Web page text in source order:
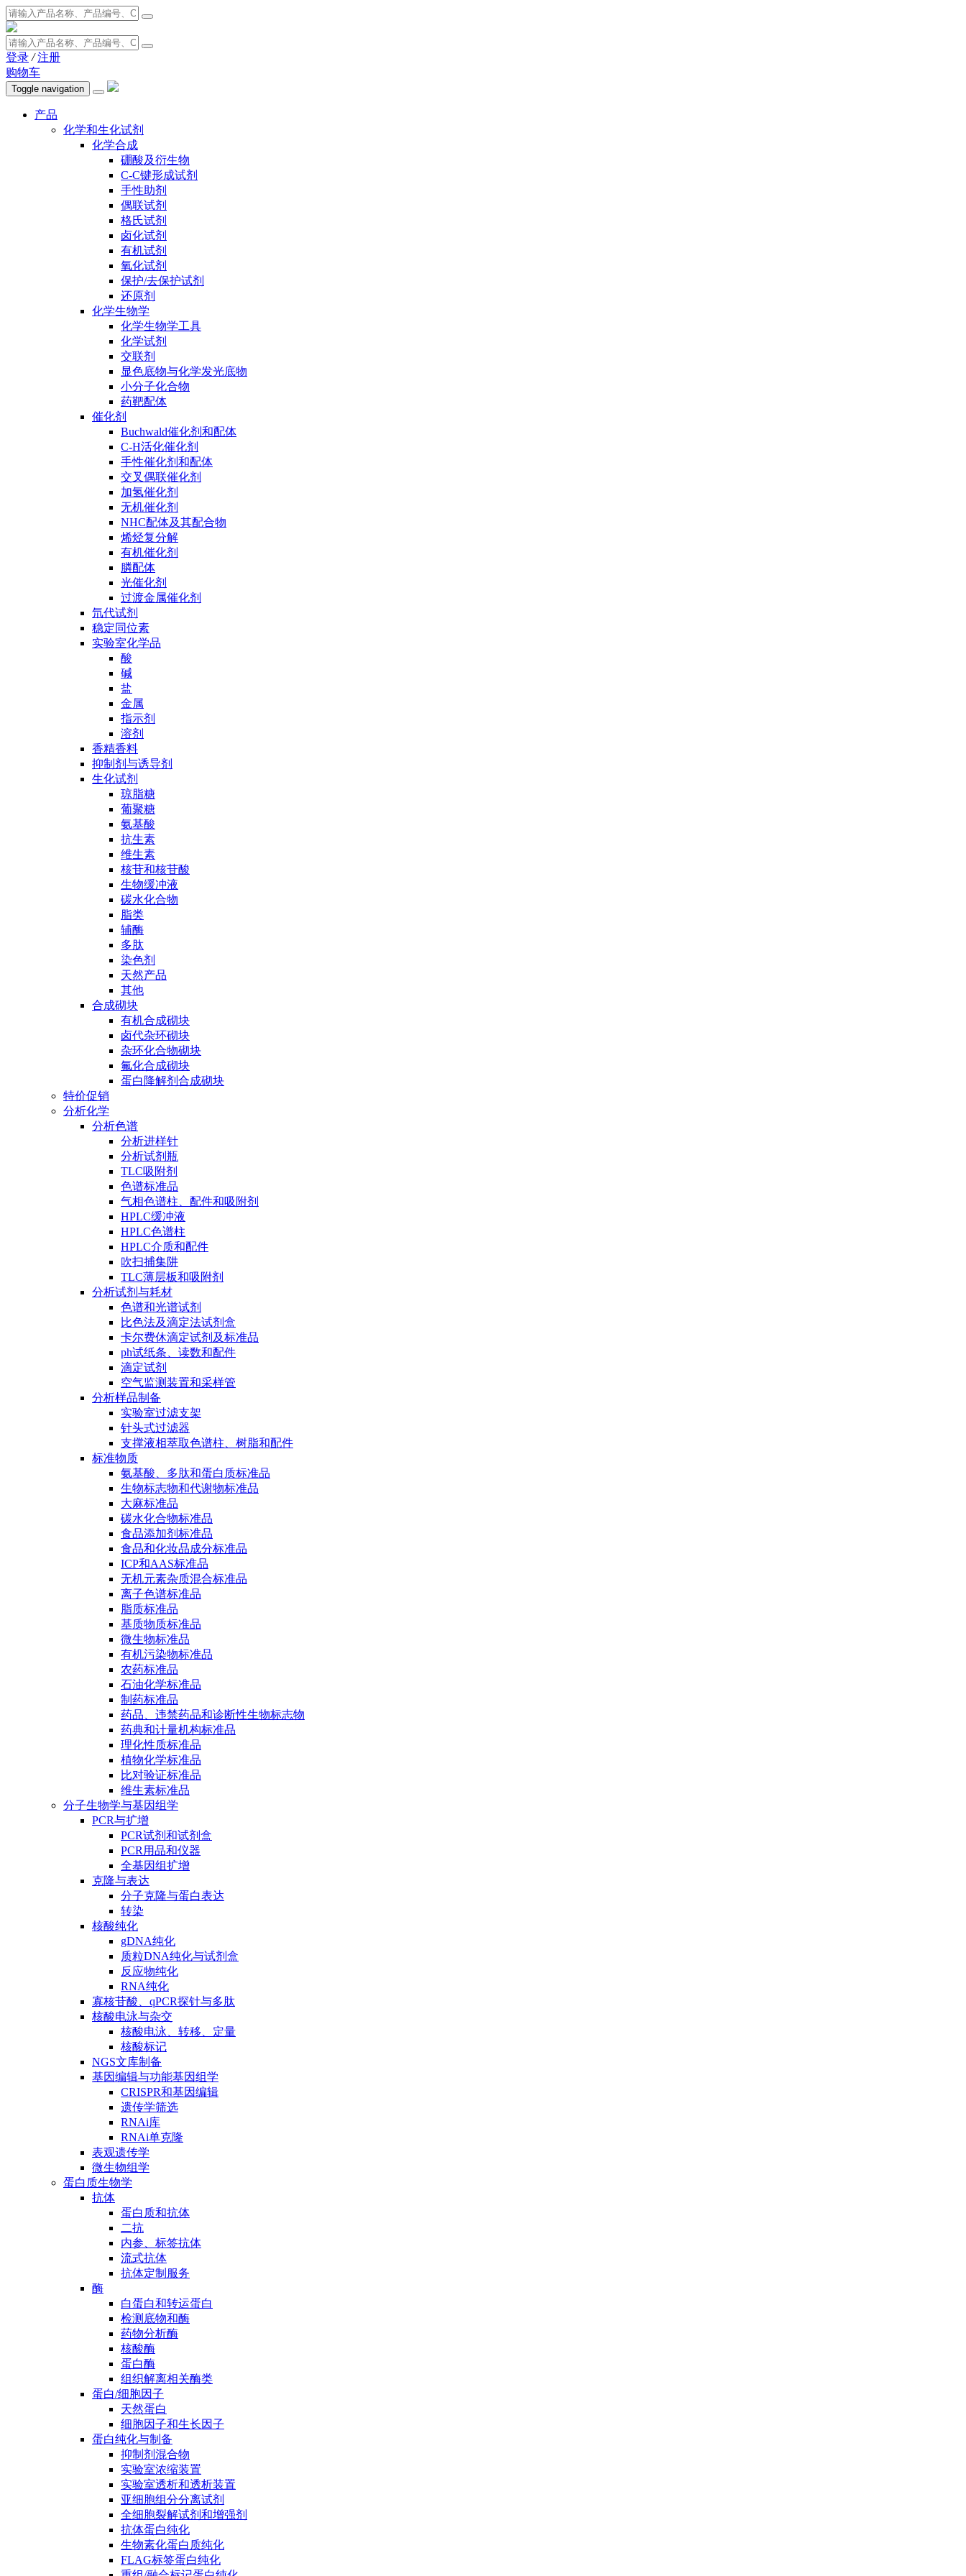
登录 / 注册
购物车
Toggle navigation
产品
化学和生化试剂
化学合成
硼酸及衍生物
C-C键形成试剂
手性助剂
偶联试剂
格氏试剂
卤化试剂
有机试剂
氧化试剂
保护/去保护试剂
还原剂
化学生物学
化学生物学工具
化学试剂
交联剂
显色底物与化学发光底物
小分子化合物
药靶配体
催化剂
Buchwald催化剂和配体
C-H活化催化剂
手性催化剂和配体
交叉偶联催化剂
加氢催化剂
无机催化剂
NHC配体及其配合物
烯烃复分解
有机催化剂
膦配体
光催化剂
过渡金属催化剂
氘代试剂
稳定同位素
实验室化学品
酸
碱
盐
金属
指示剂
溶剂
香精香料
抑制剂与诱导剂
生化试剂
琼脂糖
葡聚糖
氨基酸
抗生素
维生素
核苷和核苷酸
生物缓冲液
碳水化合物
脂类
辅酶
多肽
染色剂
天然产品
其他
合成砌块
有机合成砌块
卤代杂环砌块
杂环化合物砌块
氟化合成砌块
蛋白降解剂合成砌块
特价促销
分析化学
分析色谱
分析进样针
分析试剂瓶
TLC吸附剂
色谱标准品
气相色谱柱、配件和吸附剂
HPLC缓冲液
HPLC色谱柱
HPLC介质和配件
吹扫捕集阱
TLC薄层板和吸附剂
分析试剂与耗材
色谱和光谱试剂
比色法及滴定法试剂盒
卡尔费休滴定试剂及标准品
ph试纸条、读数和配件
滴定试剂
空气监测装置和采样管
分析样品制备
实验室过滤支架
针头式过滤器
支撑液相萃取色谱柱、树脂和配件
标准物质
氨基酸、多肽和蛋白质标准品
生物标志物和代谢物标准品
大麻标准品
碳水化合物标准品
食品添加剂标准品
食品和化妆品成分标准品
ICP和AAS标准品
无机元素杂质混合标准品
离子色谱标准品
脂质标准品
基质物质标准品
微生物标准品
有机污染物标准品
农药标准品
石油化学标准品
制药标准品
药品、违禁药品和诊断性生物标志物
药典和计量机构标准品
理化性质标准品
植物化学标准品
比对验证标准品
维生素标准品
分子生物学与基因组学
PCR与扩增
PCR试剂和试剂盒
PCR用品和仪器
全基因组扩增
克隆与表达
分子克隆与蛋白表达
转染
核酸纯化
gDNA纯化
质粒DNA纯化与试剂盒
反应物纯化
RNA纯化
寡核苷酸、qPCR探针与多肽
核酸电泳与杂交
核酸电泳、转移、定量
核酸标记
NGS文库制备
基因编辑与功能基因组学
CRISPR和基因编辑
遗传学筛选
RNAi库
RNAi单克隆
表观遗传学
微生物组学
蛋白质生物学
抗体
蛋白质和抗体
二抗
内参、标签抗体
流式抗体
抗体定制服务
酶
白蛋白和转运蛋白
检测底物和酶
药物分析酶
核酸酶
蛋白酶
组织解离相关酶类
蛋白/细胞因子
天然蛋白
细胞因子和生长因子
蛋白纯化与制备
抑制剂混合物
实验室浓缩装置
实验室透析和透析装置
亚细胞组分分离试剂
全细胞裂解试剂和增强剂
抗体蛋白纯化
生物素化蛋白质纯化
FLAG标签蛋白纯化